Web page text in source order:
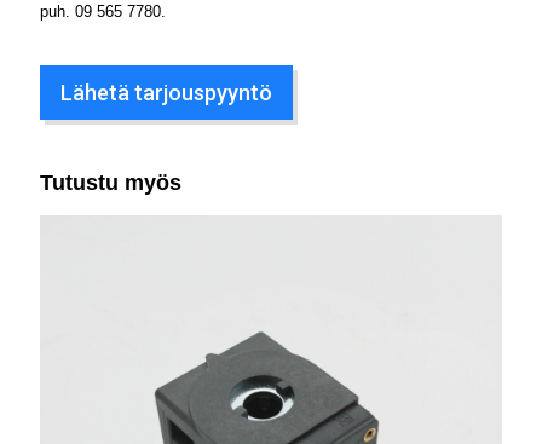
puh. 09 565 7780
Lähetä tarjouspyyntö
Tutustu myös